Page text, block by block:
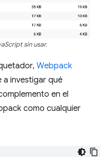
sin usar.
Webpack
investigar qué
en el
como cualquier